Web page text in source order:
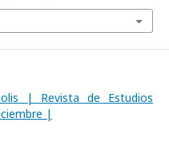
| Revista de Estudios
|